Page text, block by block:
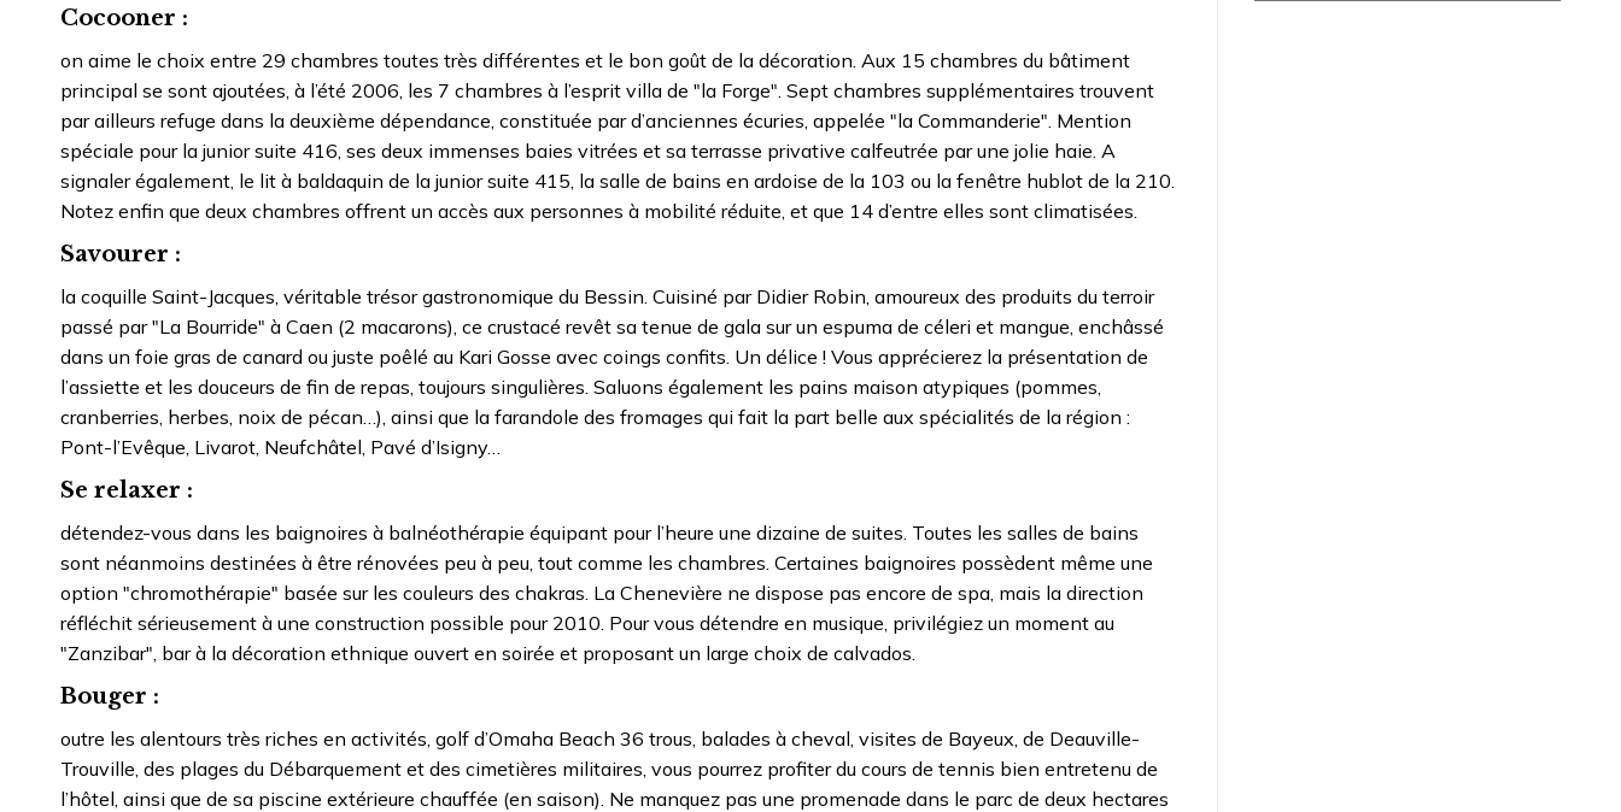
Cocooner :
on aime le choix entre 29 chambres toutes très différentes et le bon goût de la décoration. Aux 15 chambres du bâtiment
principal se sont ajoutées, à l’été 2006, les 7 chambres à l’esprit villa de "la Forge". Sept chambres supplémentaires trouvent
par ailleurs refuge dans la deuxième dépendance, constituée par d’anciennes écuries, appelée "la Commanderie". Mention
spéciale pour la junior suite 416, ses deux immenses baies vitrées et sa terrasse privative calfeutrée par une jolie haie. A
signaler également, le lit à baldaquin de la junior suite 415, la salle de bains en ardoise de la 103 ou la fenêtre hublot de la 210.
Notez enfin que deux chambres offrent un accès aux personnes à mobilité réduite, et que 14 d’entre elles sont climatisées.
Savourer :
la coquille Saint-Jacques, véritable trésor gastronomique du Bessin. Cuisiné par Didier Robin, amoureux des produits du terroir
passé par "La Bourride" à Caen (2 macarons), ce crustacé revêt sa tenue de gala sur un espuma de céleri et mangue, enchâssé
dans un foie gras de canard ou juste poêlé au Kari Gosse avec coings confits. Un délice ! Vous apprécierez la présentation de
l’assiette et les douceurs de fin de repas, toujours singulières. Saluons également les pains maison atypiques (pommes,
cranberries, herbes, noix de pécan…), ainsi que la farandole des fromages qui fait la part belle aux spécialités de la région :
Pont-l’Evêque, Livarot, Neufchâtel, Pavé d’Isigny…
Se relaxer :
détendez-vous dans les baignoires à balnéothérapie équipant pour l’heure une dizaine de suites. Toutes les salles de bains
sont néanmoins destinées à être rénovées peu à peu, tout comme les chambres. Certaines baignoires possèdent même une
option "chromothérapie" basée sur les couleurs des chakras. La Chenevière ne dispose pas encore de spa, mais la direction
réfléchit sérieusement à une construction possible pour 2010. Pour vous détendre en musique, privilégiez un moment au
"Zanzibar", bar à la décoration ethnique ouvert en soirée et proposant un large choix de calvados.
Bouger :
outre les alentours très riches en activités, golf d’Omaha Beach 36 trous, balades à cheval, visites de Bayeux, de Deauville-
Trouville, des plages du Débarquement et des cimetières militaires, vous pourrez profiter du cours de tennis bien entretenu de
l’hôtel, ainsi que de sa piscine extérieure chauffée (en saison). Ne manquez pas une promenade dans le parc de deux hectares